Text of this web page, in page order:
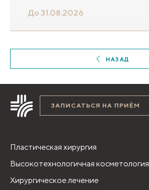
До 31.08.2026
НАЗАД
ЗАПИСАТЬСЯ НА ПРИЁМ
Пластическая хирургия
Высокотехнологичная косметология
Хирургическое лечение